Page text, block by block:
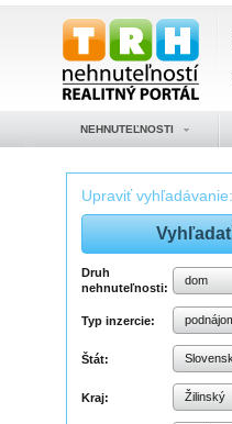
NEHNUTEĽNOSTI
Upraviť vyhľadávanie:
Druh
nehnuteľnosti:
dom
Typ inzercie:
Štát:
Kraj: Žilinský